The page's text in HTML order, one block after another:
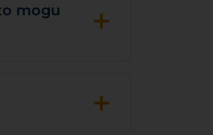
mogu
+
+